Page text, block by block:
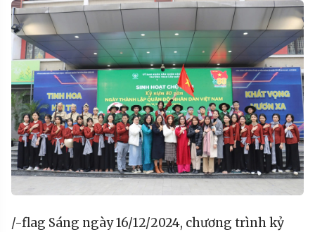
/-flag Sáng ngày 16/12/2024, chương trình kỷ